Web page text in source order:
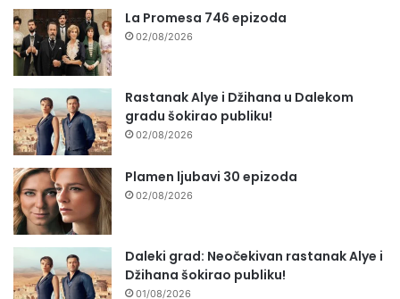
La Promesa 746 epizoda
02/08/2026
Rastanak Alye i Džihana u Dalekom
gradu šokirao publiku!
02/08/2026
Plamen ljubavi 30 epizoda
02/08/2026
Daleki grad: Neočekivan rastanak Alye i
Džihana šokirao publiku!
01/08/2026